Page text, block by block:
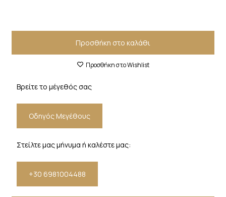
Προσθήκη στο καλάθι
Προσθήκη στο Wishlist
Βρείτε το μέγεθός σας
Οδηγός Μεγέθους
Στείλτε μας μήνυμα ή καλέστε μας:
+30 6981004488